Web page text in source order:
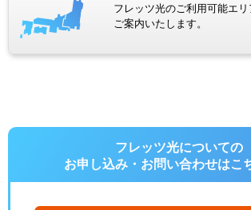
フレッツ光のご利用可能エリ
ご案内いたします。
フレッツ光についての
お申し込み・お問い合わせはこ